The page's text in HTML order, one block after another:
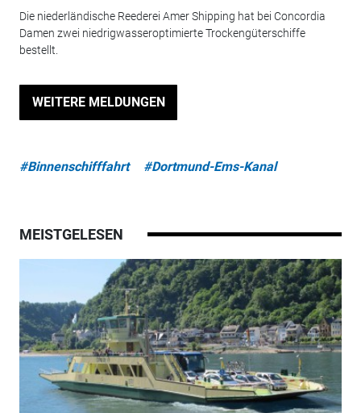
Die niederländische Reederei Amer Shipping hat bei Concordia
Damen zwei niedrigwasseroptimierte Trockengüterschiffe
bestellt.
WEITERE MELDUNGEN
#Binnenschifffahrt #Dortmund-Ems-Kanal
MEISTGELESEN